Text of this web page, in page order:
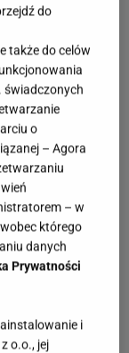
do
także do celów
świadczonych
o
– Agora
– w
którego
danych
Prywatności
i
o.o., jej